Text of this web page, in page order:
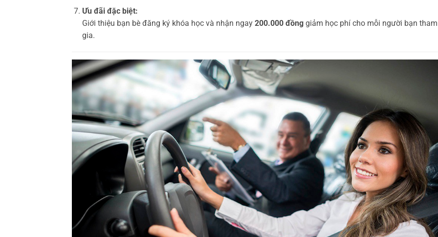
Ưu đãi đặc biệt:
Giới thiệu bạn bè đăng ký khóa học và nhận ngay 200.000 đồnggiảm học phí cho mỗi người bạn tham
gia.